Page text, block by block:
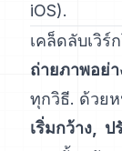
iOS).
เคล็ดลับเวิ
ถ่ายภาพอย่
ทุกวิธี. ด้วยห
เริ่มกว้าง,